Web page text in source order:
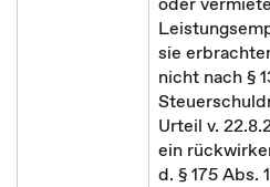
sie
nicht nach §
Urteil v.
ein
d. § 175 Abs.